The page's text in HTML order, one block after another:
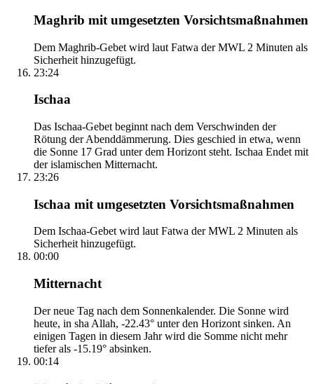
Maghrib mit umgesetzten Vorsichtsmaßnahmen
Dem Maghrib-Gebet wird laut Fatwa der MWL 2 Minuten als
Sicherheit hinzugefügt.
23:24
Ischaa
Das Ischaa-Gebet beginnt nach dem Verschwinden der
Rötung der Abenddämmerung. Dies geschied in etwa, wenn
die Sonne 17 Grad unter dem Horizont steht. Ischaa Endet mit
der islamischen Mitternacht.
23:26
Ischaa mit umgesetzten Vorsichtsmaßnahmen
Dem Ischaa-Gebet wird laut Fatwa der MWL 2 Minuten als
Sicherheit hinzugefügt.
00:00
Mitternacht
Der neue Tag nach dem Sonnenkalender. Die Sonne wird
heute, in sha Allah, -22.43° unter den Horizont sinken. An
einigen Tagen in diesem Jahr wird die Somme nicht mehr
tiefer als -15.19° absinken.
00:14